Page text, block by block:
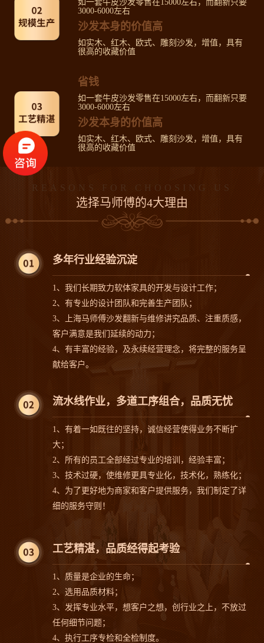
如一套牛皮沙发零售在15000左右，而翻新只要
3000-6000左右
沙发本身的价值高
如实木、红木、欧式、雕刻沙发，增值，具有
很高的收藏价值
省钱
如一套牛皮沙发零售在15000左右，而翻新只要
3000-6000左右
沙发本身的价值高
如实木、红木、欧式、雕刻沙发，增值，具有
很高的收藏价值
REASONS FOR CHOOSING US
选择马师傅的4大理由
多年行业经验沉淀
1、我们长期致力软体家具的开发与设计工作；
2、有专业的设计团队和完善生产团队；
3、上海马师傅沙发翻新与维修讲究品质、注重质感，
客户满意是我们延续的动力；
4、有丰富的经验，及永续经营理念，将完整的服务呈
献给客户。
流水线作业，多道工序组合，品质无忧
1、有着一如既往的坚持，诚信经营使得业务不断扩
大；
2、所有的员工全部经过专业的培训，经验丰富；
3、技术过硬，使维修更具专业化，技术化，熟练化；
4、为了更好地为商家和客户提供服务，我们制定了详
细的服务守则！
工艺精湛，品质经得起考验
1、质量是企业的生命；
2、选用品质材料；
3、发挥专业水平，想客户之想，创行业之上，不放过
任何细节问题；
4、执行工序专检和全检制度。
沙发案例 沙发案例
沙发案例 沙发案例
沙发案例 沙发案例
沙发案例 沙发案例